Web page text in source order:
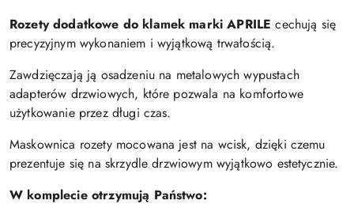
Rozety dodatkowe do klamek marki APRILE cechują się
precyzyjnym wykonaniem i wyjątkową trwałością.
Zawdzięczają ją osadzeniu na metalowych wypustach
adapterów drzwiowych, które pozwala na komfortowe
użytkowanie przez długi czas.
Maskownica rozety mocowana jest na wcisk, dzięki czemu
prezentuje się na skrzydle drzwiowym wyjątkowo estetycznie.
W komplecie otrzymują Państwo: